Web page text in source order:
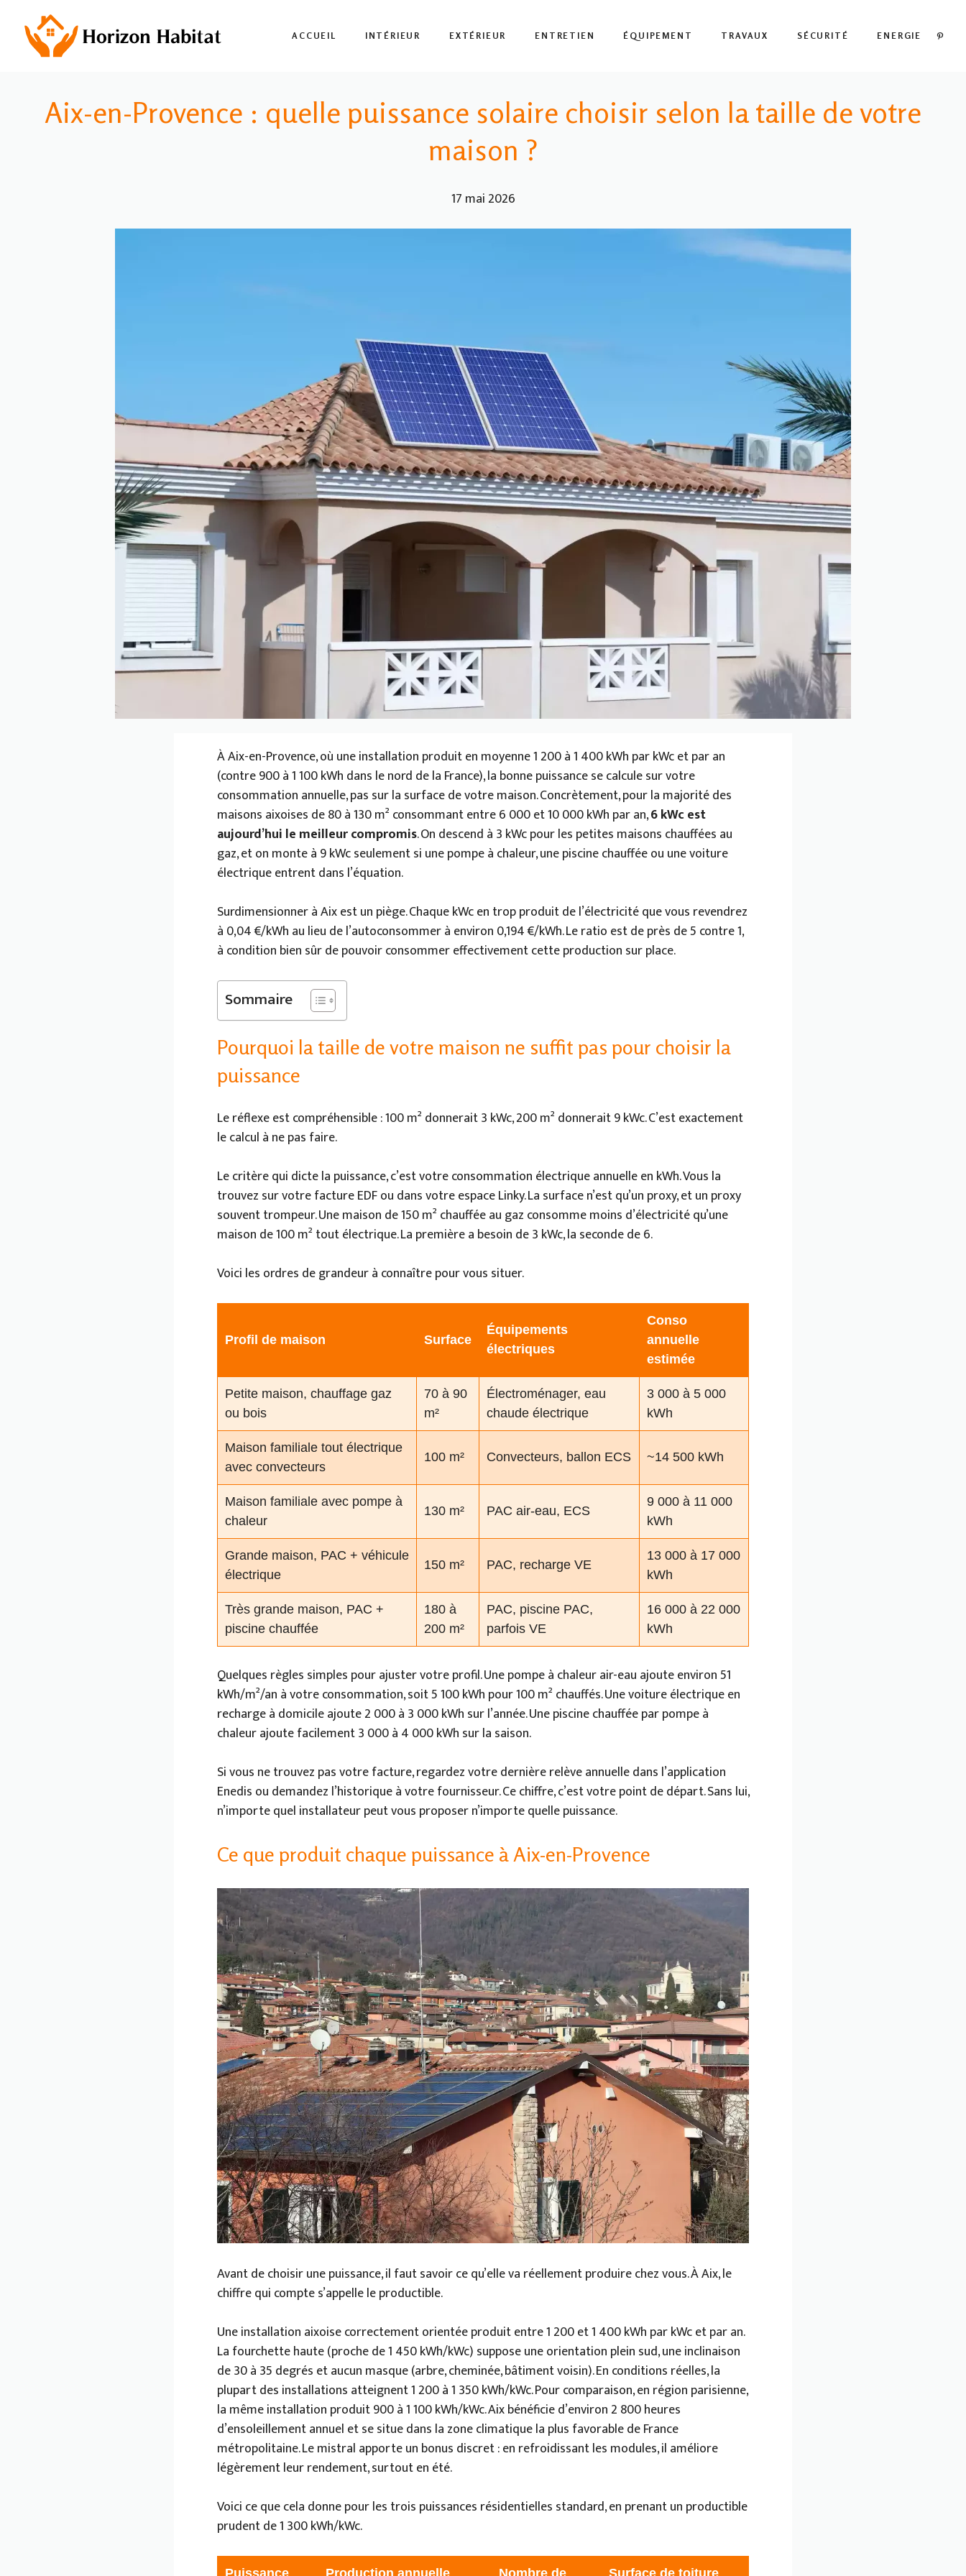
contenu
ACCUEIL INTÉRIEUR EXTÉRIEUR ENTRETIEN ÉQUIPEMENT TRAVAUX SÉCURITÉ ENERGIE
Aix-en-Provence : quelle puissance solaire choisir selon la taille de votre
maison ?
17 mai 2026
À Aix-en-Provence, où une installation produit en moyenne 1 200 à 1 400 kWh par kWc et par an
(contre 900 à 1 100 kWh dans le nord de la France), la bonne puissance se calcule sur votre
consommation annuelle, pas sur la surface de votre maison. Concrètement, pour la majorité des
maisons aixoises de 80 à 130 m² consommant entre 6 000 et 10 000 kWh par an,6 kWc est
aujourd’hui le meilleur compromis. On descend à 3 kWc pour les petites maisons chauffées au
gaz, et on monte à 9 kWc seulement si une pompe à chaleur, une piscine chauffée ou une voiture
électrique entrent dans l’équation.
Surdimensionner à Aix est un piège. Chaque kWc en trop produit de l’électricité que vous revendrez
à 0,04 €/kWh au lieu de l’autoconsommer à environ 0,194 €/kWh. Le ratio est de près de 5 contre 1,
à condition bien sûr de pouvoir consommer effectivement cette production sur place.
Sommaire
Pourquoi la taille de votre maison ne suffit pas pour choisir la
puissance
Le réflexe est compréhensible : 100 m² donnerait 3 kWc, 200 m² donnerait 9 kWc. C’est exactement
le calcul à ne pas faire.
Le critère qui dicte la puissance, c’est votre consommation électrique annuelle en kWh. Vous la
trouvez sur votre facture EDF ou dans votre espace Linky. La surface n’est qu’un proxy, et un proxy
souvent trompeur. Une maison de 150 m² chauffée au gaz consomme moins d’électricité qu’une
maison de 100 m² tout électrique. La première a besoin de 3 kWc, la seconde de 6.
Voici les ordres de grandeur à connaître pour vous situer.
Profil de maison Surface
Équipements
électriques
Conso
annuelle
estimée
Petite maison, chauffage gaz
ou bois
70 à 90
m²
Électroménager, eau
chaude électrique
3 000 à 5 000
kWh
Maison familiale tout électrique
avec convecteurs
100 m² Convecteurs, ballon ECS ~14 500 kWh
Maison familiale avec pompe à
chaleur
130 m² PAC air-eau, ECS
9 000 à 11 000
kWh
Grande maison, PAC + véhicule
électrique
150 m² PAC, recharge VE
13 000 à 17 000
kWh
Très grande maison, PAC +
piscine chauffée
180 à
200 m²
PAC, piscine PAC,
parfois VE
16 000 à 22 000
kWh
Quelques règles simples pour ajuster votre profil. Une pompe à chaleur air-eau ajoute environ 51
kWh/m²/an à votre consommation, soit 5 100 kWh pour 100 m² chauffés. Une voiture électrique en
recharge à domicile ajoute 2 000 à 3 000 kWh sur l’année. Une piscine chauffée par pompe à
chaleur ajoute facilement 3 000 à 4 000 kWh sur la saison.
Si vous ne trouvez pas votre facture, regardez votre dernière relève annuelle dans l’application
Enedis ou demandez l’historique à votre fournisseur. Ce chiffre, c’est votre point de départ. Sans lui,
n’importe quel installateur peut vous proposer n’importe quelle puissance.
Ce que produit chaque puissance à Aix-en-Provence
Avant de choisir une puissance, il faut savoir ce qu’elle va réellement produire chez vous. À Aix, le
chiffre qui compte s’appelle le productible.
Une installation aixoise correctement orientée produit entre 1 200 et 1 400 kWh par kWc et par an.
La fourchette haute (proche de 1 450 kWh/kWc) suppose une orientation plein sud, une inclinaison
de 30 à 35 degrés et aucun masque (arbre, cheminée, bâtiment voisin). En conditions réelles, la
plupart des installations atteignent 1 200 à 1 350 kWh/kWc. Pour comparaison, en région parisienne,
la même installation produit 900 à 1 100 kWh/kWc. Aix bénéficie d’environ 2 800 heures
d’ensoleillement annuel et se situe dans la zone climatique la plus favorable de France
métropolitaine. Le mistral apporte un bonus discret : en refroidissant les modules, il améliore
légèrement leur rendement, surtout en été.
Voici ce que cela donne pour les trois puissances résidentielles standard, en prenant un productible
prudent de 1 300 kWh/kWc.
Puissance Production annuelle Nombre de Surface de toiture